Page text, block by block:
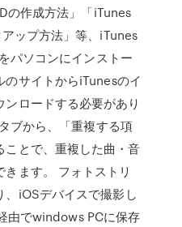
の作成方法」「iTunes
ップ方法」等、iTunes
パソコンにインストー
のサイトからiTunesのイ
ロードする必要があり
ブから、「重複する項
ことで、重複した曲・音
ます。 フォトストリ
、iOSデバイスで撮影し
由でwindows PCに保存